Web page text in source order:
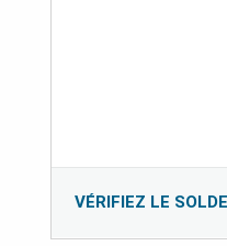
VÉRIFIEZ LE